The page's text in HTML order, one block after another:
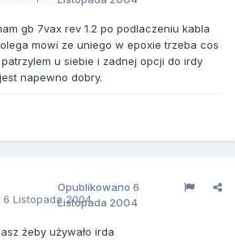
gb 7vax rev 1.2 po podlaczeniu kabla
mowi ze uniego w epoxie trzeba cos
u siebie i zadnej opcji do irdy
napewno dobry.
6 Listopada 2004
Opublikowano 6
Listopada 2004
żeby używało irda